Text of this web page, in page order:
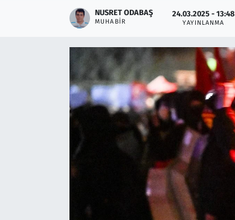
NUSRET ODABAŞ
MUHABIR
24.03.2025 - 13:48
YAYINLANMA
Televizyon